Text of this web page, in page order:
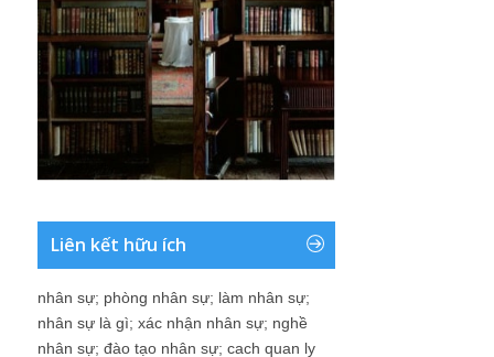
Liên kết hữu ích
nhân sự; phòng nhân sự; làm nhân sự;
nhân sự là gì; xác nhận nhân sự; nghề
nhân sự; đào tạo nhân sự; cach quan ly